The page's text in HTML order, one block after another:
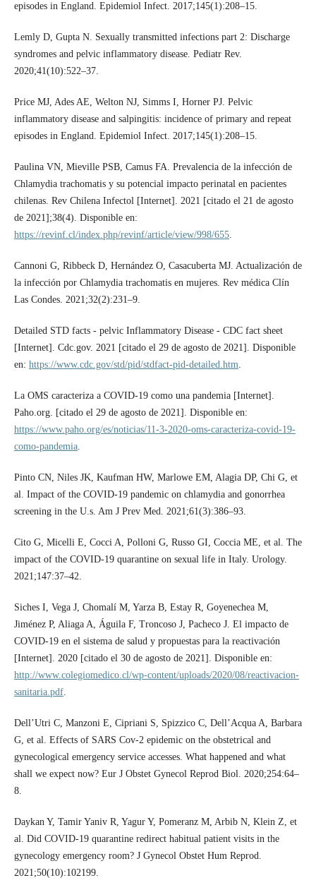
episodes in England. Epidemiol Infect. 2017;145(1):208–15.
Lemly D, Gupta N. Sexually transmitted infections part 2: Discharge
syndromes and pelvic inflammatory disease. Pediatr Rev.
2020;41(10):522–37.
Price MJ, Ades AE, Welton NJ, Simms I, Horner PJ. Pelvic
inflammatory disease and salpingitis: incidence of primary and repeat
episodes in England. Epidemiol Infect. 2017;145(1):208–15.
Paulina VN, Mieville PSB, Camus FA. Prevalencia de la infección de
Chlamydia trachomatis y su potencial impacto perinatal en pacientes
chilenas. Rev Chilena Infectol [Internet]. 2021 [citado el 21 de agosto
de 2021];38(4). Disponible en:
https://revinf.cl/index.php/revinf/article/view/998/655.
Cannoni G, Ribbeck D, Hernández O, Casacuberta MJ. Actualización de
la infección por Chlamydia trachomatis en mujeres. Rev médica Clín
Las Condes. 2021;32(2):231–9.
Detailed STD facts - pelvic Inflammatory Disease - CDC fact sheet
[Internet]. Cdc.gov. 2021 [citado el 29 de agosto de 2021]. Disponible
en: https://www.cdc.gov/std/pid/stdfact-pid-detailed.htm.
La OMS caracteriza a COVID-19 como una pandemia [Internet].
Paho.org. [citado el 29 de agosto de 2021]. Disponible en:
https://www.paho.org/es/noticias/11-3-2020-oms-caracteriza-covid-19-
como-pandemia.
Pinto CN, Niles JK, Kaufman HW, Marlowe EM, Alagia DP, Chi G, et
al. Impact of the COVID-19 pandemic on chlamydia and gonorrhea
screening in the U.s. Am J Prev Med. 2021;61(3):386–93.
Cito G, Micelli E, Cocci A, Polloni G, Russo GI, Coccia ME, et al. The
impact of the COVID-19 quarantine on sexual life in Italy. Urology.
2021;147:37–42.
Siches I, Vega J, Chomalí M, Yarza B, Estay R, Goyenechea M,
Jiménez P, Aliaga A, Águila F, Troncoso J, Pacheco J. El impacto de
COVID-19 en el sistema de salud y propuestas para la reactivación
[Internet]. 2020 [citado el 30 de agosto de 2021]. Disponible en:
http://www.colegiomedico.cl/wp-content/uploads/2020/08/reactivacion-
sanitaria.pdf.
Dell’Utri C, Manzoni E, Cipriani S, Spizzico C, Dell’Acqua A, Barbara
G, et al. Effects of SARS Cov-2 epidemic on the obstetrical and
gynecological emergency service accesses. What happened and what
shall we expect now? Eur J Obstet Gynecol Reprod Biol. 2020;254:64–
8.
Daykan Y, Tamir Yaniv R, Yagur Y, Pomeranz M, Arbib N, Klein Z, et
al. Did COVID-19 quarantine redirect habitual patient visits in the
gynecology emergency room? J Gynecol Obstet Hum Reprod.
2021;50(10):102199.